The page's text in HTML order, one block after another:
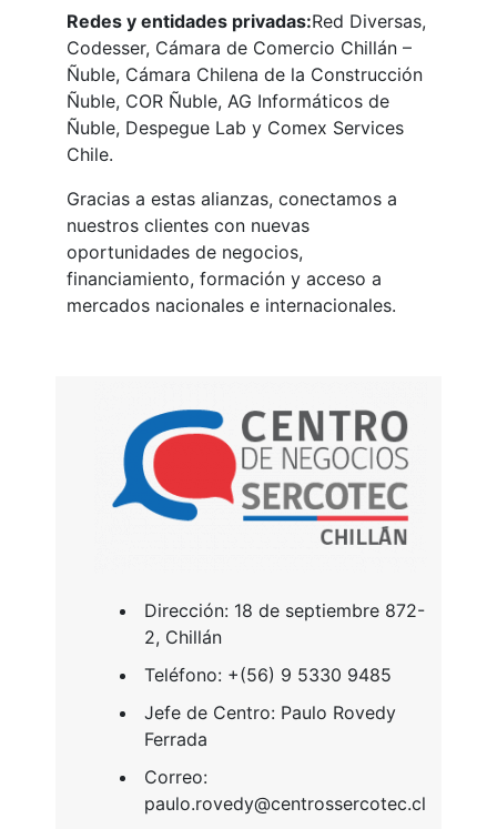
Redes y entidades privadas:Red Diversas,
Codesser, Cámara de Comercio Chillán –
Ñuble, Cámara Chilena de la Construcción
Ñuble, COR Ñuble, AG Informáticos de
Ñuble, Despegue Lab y Comex Services
Chile.
Gracias a estas alianzas, conectamos a
nuestros clientes con nuevas
oportunidades de negocios,
financiamiento, formación y acceso a
mercados nacionales e internacionales.
​Dirección: 18 de septiembre 872-
2, Chillán
Teléfono: +(56) 9 5330 9485
Jefe de Centro: Paulo Rovedy
Ferrada
Correo:
paulo.rovedy@centrossercotec.cl